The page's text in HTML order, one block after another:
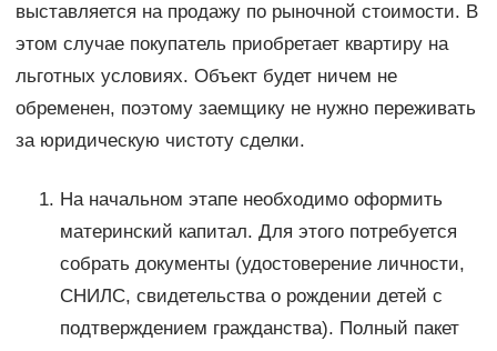
выставляется на продажу по рыночной стоимости. В
этом случае покупатель приобретает квартиру на
льготных условиях. Объект будет ничем не
обременен, поэтому заемщику не нужно переживать
за юридическую чистоту сделки.
На начальном этапе необходимо оформить
материнский капитал. Для этого потребуется
собрать документы (удостоверение личности,
СНИЛС, свидетельства о рождении детей с
подтверждением гражданства). Полный пакет